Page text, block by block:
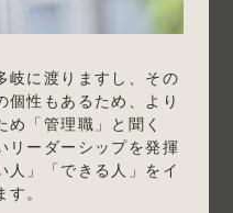
岐に渡りますし、その
個性もあるため、より
め「管理職」と聞く
リーダーシップを発揮
人」「できる人」をイ
。